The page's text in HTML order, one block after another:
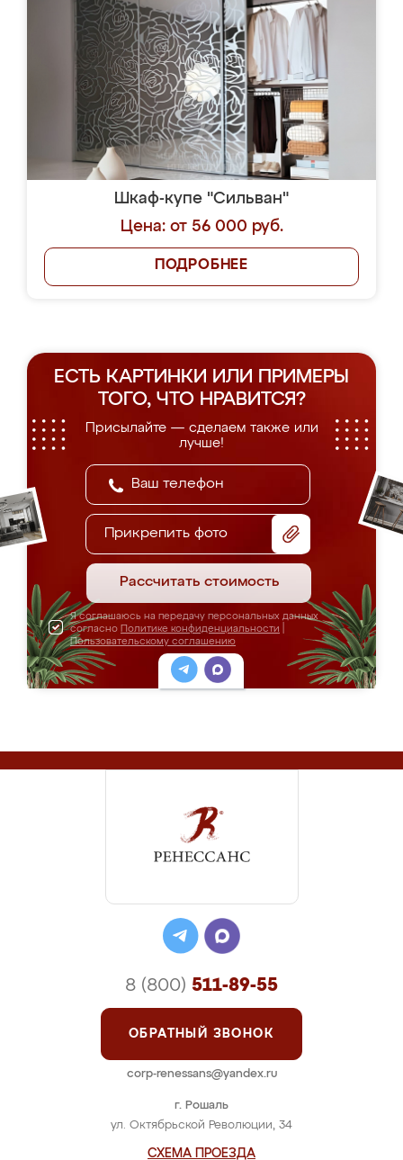
Шкаф-купе "Сильван"
Цена: от 56 000 руб.
ПОДРОБНЕЕ
ЕСТЬ КАРТИНКИ ИЛИ ПРИМЕРЫ
ТОГО, ЧТО НРАВИТСЯ?
Присылайте — сделаем также или
лучше!
Прикрепить фото
Рассчитать стоимость
Я соглашаюсь на передачу персональных данных
согласно Политике конфиденциальности
Пользовательскому соглашению
г. Рошаль
ул. Октябрьской Революции, 34
СХЕМА ПРОЕЗДА
8 (800) 511-89-55
ОБРАТНЫЙ ЗВОНОК
corp-renessans@yandex.ru